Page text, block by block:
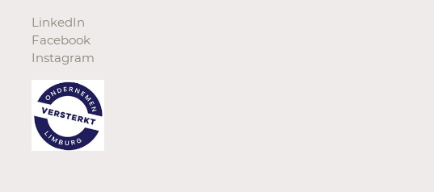
LinkedIn
Facebook
Instagram